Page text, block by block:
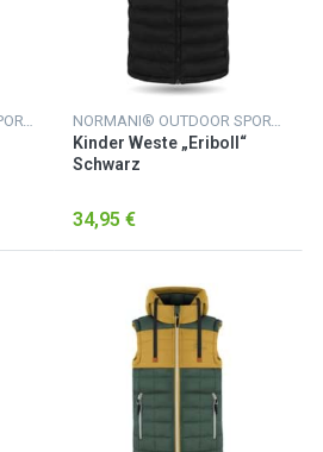
Kinder Weste „Eriboll“
Schwarz
34,95 €